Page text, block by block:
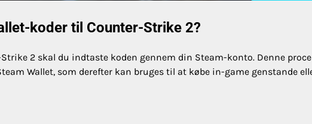
koder til Counter-Strike 2?
2 skal du indtaste koden gennem din Steam-konto. Denne
Wallet, som derefter kan bruges til at købe in-game genstande